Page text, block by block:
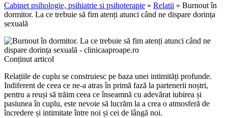
Cabinet psihologie, psihiatrie si psihoterapie » Relatii » Burnout în
dormitor. La ce trebuie să fim atenți atunci când ne dispare dorința
sexuală
Conținut articol
Relațiile de cuplu se construiesc pe baza unei intimități profunde.
Indiferent de ceea ce ne-a atras în primă fază la partenerii noștri,
pentru a reuși să trăim ceea ce înseamnă cu adevărat iubirea și
pasiunea în cuplu, este nevoie să lucrăm la a crea o atmosferă de
încredere și intimitate între noi și cei de lângă noi.